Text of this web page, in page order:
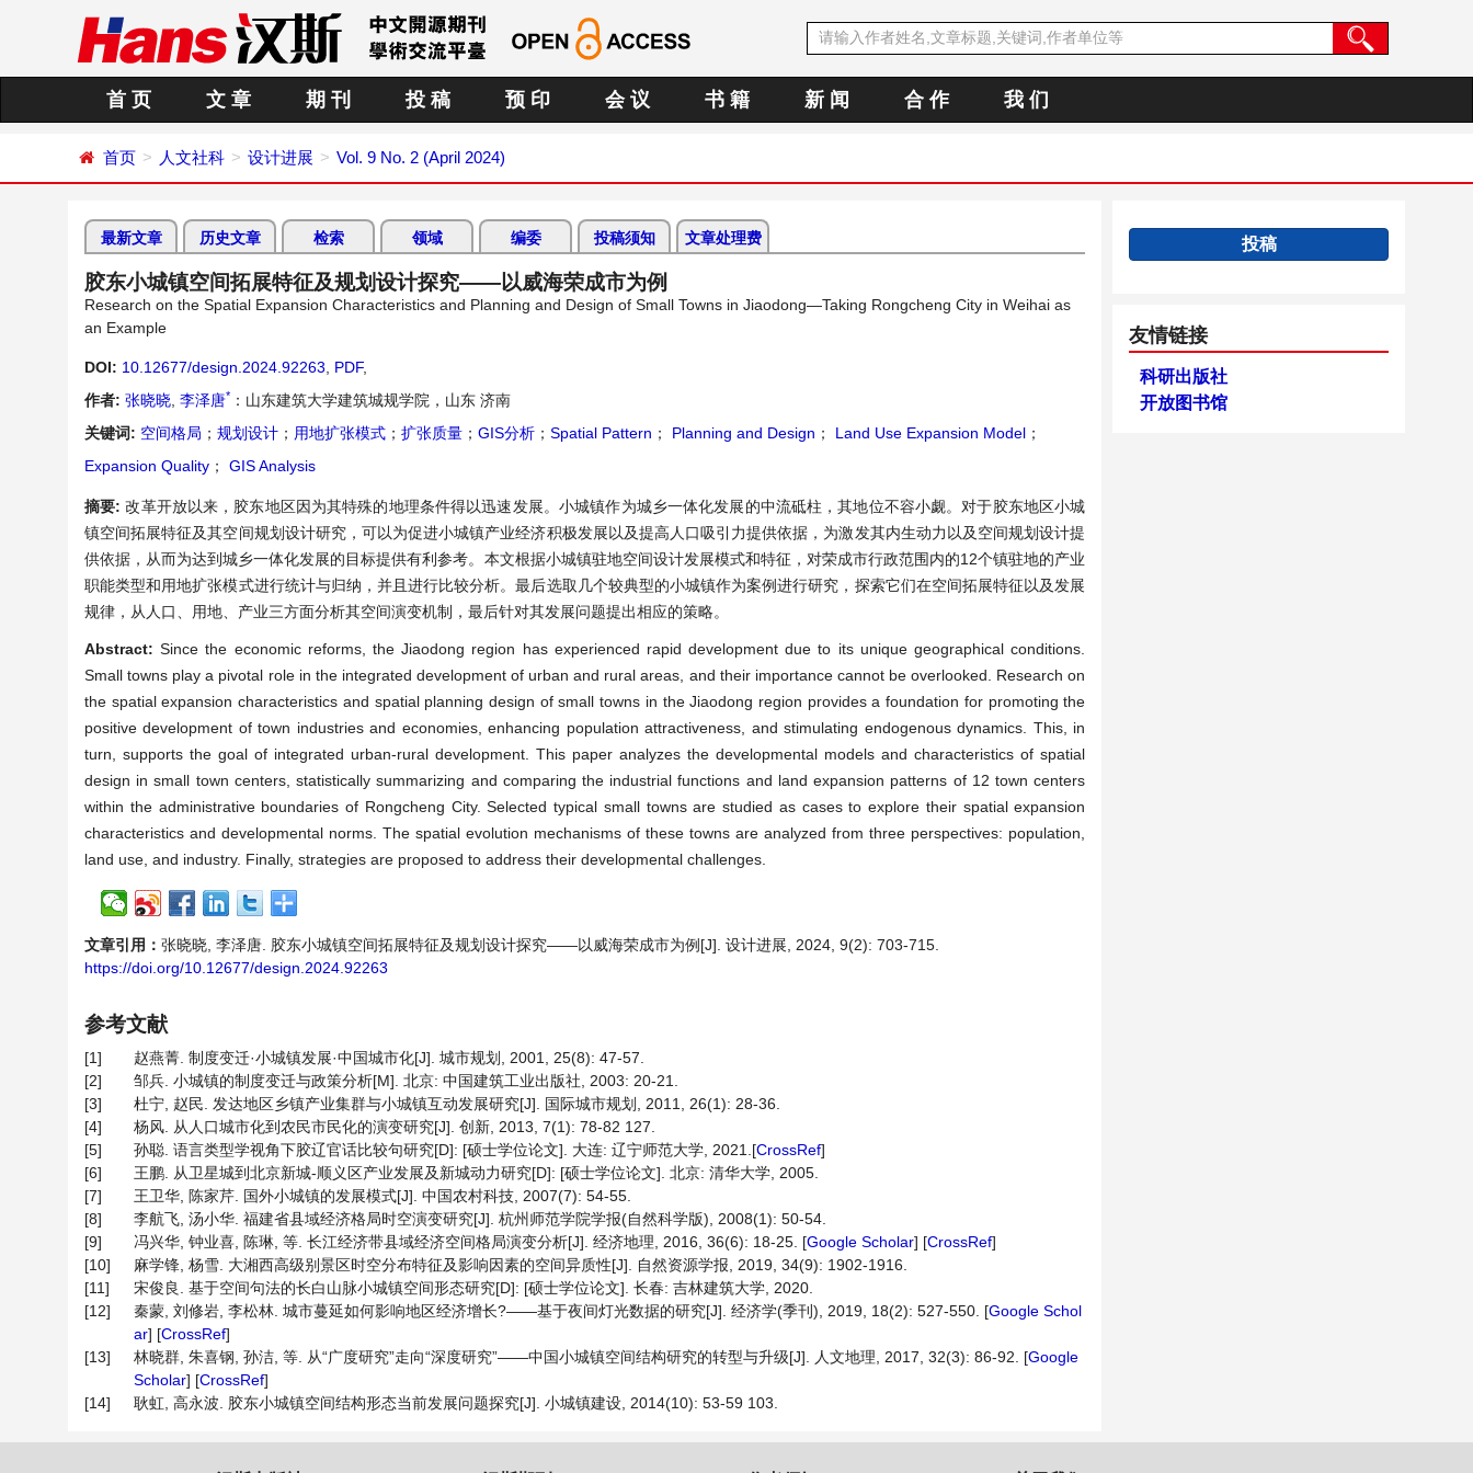
首 页 文 章 期 刊 投 稿 预 印 会 议 书 籍 新 闻 合 作 我 们
首页 人文社科 设计进展 Vol. 9 No. 2 (April 2024)
最新文章 历史文章 检索 领域 编委 投稿须知 文章处理费
胶东小城镇空间拓展特征及规划设计探究——以威海荣成市为例
Research on the Spatial Expansion Characteristics and Planning and Design of Small Towns in Jiaodong—Taking Rongcheng City in Weihai as
an Example
DOI: 10.12677/design.2024.92263 PDF,
作者: 张晓晓 李泽唐* ：山东建筑大学建筑城规学院，山东 济南
关键词: 空间格局 ； 规划设计 ； 用地扩张模式 ； 扩张质量 ； GIS分析 ； Spatial Pattern ； Planning and Design ； Land Use Expansion Model ；
Expansion Quality ； GIS Analysis
摘要:改革开放以来，胶东地区因为其特殊的地理条件得以迅速发展。小城镇作为城乡一体化发展的中流砥柱，其地位不容小觑。对于胶东地区小城
镇空间拓展特征及其空间规划设计研究，可以为促进小城镇产业经济积极发展以及提高人口吸引力提供依据，为激发其内生动力以及空间规划设计提
供依据，从而为达到城乡一体化发展的目标提供有利参考。本文根据小城镇驻地空间设计发展模式和特征，对荣成市行政范围内的12个镇驻地的产业
职能类型和用地扩张模式进行统计与归纳，并且进行比较分析。最后选取几个较典型的小城镇作为案例进行研究，探索它们在空间拓展特征以及发展
规律，从人口、用地、产业三方面分析其空间演变机制，最后针对其发展问题提出相应的策略。
Abstract:Since the economic reforms, the Jiaodong region has experienced rapid development due to its unique geographical conditions.
Small towns play a pivotal role in the integrated development of urban and rural areas, and their importance cannot be overlooked. Research on
the spatial expansion characteristics and spatial planning design of small towns in the Jiaodong region provides a foundation for promoting the
positive development of town industries and economies, enhancing population attractiveness, and stimulating endogenous dynamics. This, in
turn, supports the goal of integrated urban-rural development. This paper analyzes the developmental models and characteristics of spatial
design in small town centers, statistically summarizing and comparing the industrial functions and land expansion patterns of 12 town centers
within the administrative boundaries of Rongcheng City. Selected typical small towns are studied as cases to explore their spatial expansion
characteristics and developmental norms. The spatial evolution mechanisms of these towns are analyzed from three perspectives: population,
land use, and industry. Finally, strategies are proposed to address their developmental challenges.
文章引用： 张晓晓, 李泽唐. 胶东小城镇空间拓展特征及规划设计探究——以威海荣成市为例[J]. 设计进展, 2024, 9(2): 703-715.
https://doi.org/10.12677/design.2024.92263
参考文献
[1]
赵燕菁. 制度变迁·小城镇发展·中国城市化[J]. 城市规划, 2001, 25(8): 47-57.
[2]
邹兵. 小城镇的制度变迁与政策分析[M]. 北京: 中国建筑工业出版社, 2003: 20-21.
[3]
杜宁, 赵民. 发达地区乡镇产业集群与小城镇互动发展研究[J]. 国际城市规划, 2011, 26(1): 28-36.
[4]
杨风. 从人口城市化到农民市民化的演变研究[J]. 创新, 2013, 7(1): 78-82 127.
[5]
孙聪. 语言类型学视角下胶辽官话比较句研究[D]: [硕士学位论文]. 大连: 辽宁师范大学, 2021.[CrossRef]
[6]
王鹏. 从卫星城到北京新城-顺义区产业发展及新城动力研究[D]: [硕士学位论文]. 北京: 清华大学, 2005.
[7]
王卫华, 陈家芹. 国外小城镇的发展模式[J]. 中国农村科技, 2007(7): 54-55.
[8]
李航飞, 汤小华. 福建省县域经济格局时空演变研究[J]. 杭州师范学院学报(自然科学版), 2008(1): 50-54.
[9]
冯兴华, 钟业喜, 陈琳, 等. 长江经济带县域经济空间格局演变分析[J]. 经济地理, 2016, 36(6): 18-25. [Google Scholar] [CrossRef]
[10]
麻学锋, 杨雪. 大湘西高级别景区时空分布特征及影响因素的空间异质性[J]. 自然资源学报, 2019, 34(9): 1902-1916.
[11]
宋俊良. 基于空间句法的长白山脉小城镇空间形态研究[D]: [硕士学位论文]. 长春: 吉林建筑大学, 2020.
[12]
秦蒙, 刘修岩, 李松林. 城市蔓延如何影响地区经济增长?——基于夜间灯光数据的研究[J]. 经济学(季刊), 2019, 18(2): 527-550. [Google Schol
ar] [CrossRef]
[13]
林晓群, 朱喜钢, 孙洁, 等. 从“广度研究”走向“深度研究”——中国小城镇空间结构研究的转型与升级[J]. 人文地理, 2017, 32(3): 86-92. [Google
Scholar] [CrossRef]
[14]
耿虹, 高永波. 胶东小城镇空间结构形态当前发展问题探究[J]. 小城镇建设, 2014(10): 53-59 103.
投稿
友情链接
科研出版社
开放图书馆